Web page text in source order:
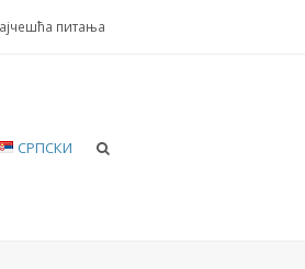
питања
СРПСКИ